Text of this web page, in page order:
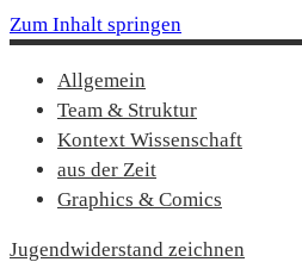
Zum Inhalt springen
Allgemein
Team & Struktur
Kontext Wissenschaft
aus der Zeit
Graphics & Comics
Jugendwiderstand zeichnen